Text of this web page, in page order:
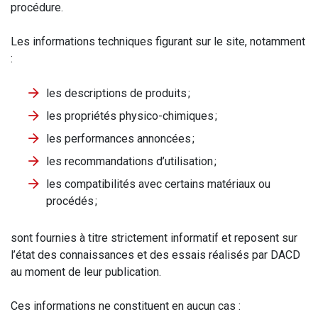
procédure.
Les informations techniques figurant sur le site, notamment
:
les descriptions de produits ;
les propriétés physico-chimiques ;
les performances annoncées ;
les recommandations d’utilisation ;
les compatibilités avec certains matériaux ou
procédés ;
sont fournies à titre strictement informatif et reposent sur
l’état des connaissances et des essais réalisés par DACD
au moment de leur publication.
Ces informations ne constituent en aucun cas :